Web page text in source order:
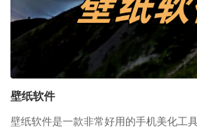
壁纸软件
壁纸软件是一款非常好用的手机美化工